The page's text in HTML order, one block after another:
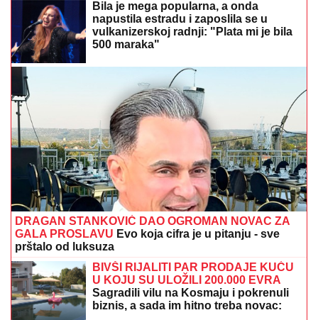
(VIDEO) ŠOK OBRT NAKON BURNOG SUSRETA SA
MILICOM NA ADI BOJANITerza video Barbaru! Dva
puta pričali, a onda ga pozvala: "Upisaću se kao
otac"
"OKO SINA PERUNA NE MOŽE NIKO
DA NAM POMOGNE"
Amidžića zbog ćerke Lole unajmila
DADILJU IZ AZIJE, pa priznala sa čim
se suočavaju u domu! (FOTO)
Brza večera od 3 sastojka: Kremaste
zapečene makarone spremne za 20
minuta - deca ih obožavaju